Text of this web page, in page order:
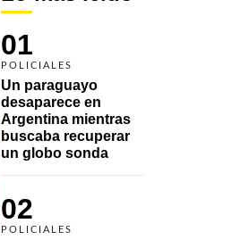
01
POLICIALES
Un paraguayo
desaparece en
Argentina mientras
buscaba recuperar
un globo sonda
02
POLICIALES